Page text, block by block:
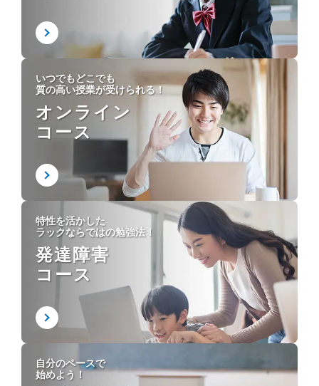
いつでもどこでも
質の高い授業が受けられる！
オンライン
コース
特性を活かした
ラックならではの勉強法！
発達障害
コース
自分のペースで
始めよう！